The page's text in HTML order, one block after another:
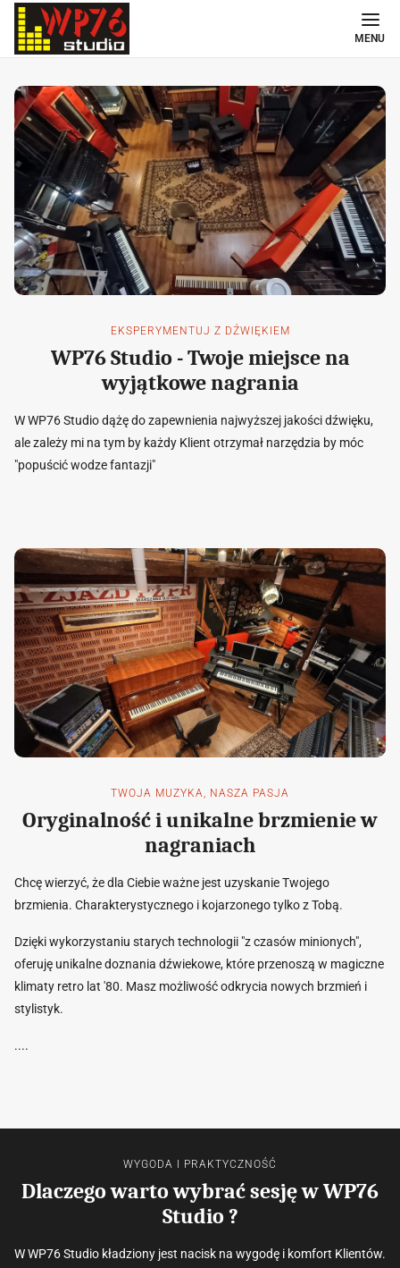
MENU
EKSPERYMENTUJ Z DŹWIĘKIEM
WP76 Studio - Twoje miejsce na
wyjątkowe nagrania
W WP76 Studio dążę do zapewnienia najwyższej jakości dźwięku,
ale zależy mi na tym by każdy Klient otrzymał narzędzia by móc
"popuścić wodze fantazji"
TWOJA MUZYKA, NASZA PASJA
Oryginalność i unikalne brzmienie w
nagraniach
Chcę wierzyć, że dla Ciebie ważne jest uzyskanie Twojego
brzmienia. Charakterystycznego i kojarzonego tylko z Tobą.
Dzięki wykorzystaniu starych technologii "z czasów minionych",
oferuję unikalne doznania dźwiekowe, które przenoszą w magiczne
klimaty retro lat '80. Masz możliwość odkrycia nowych brzmień i
stylistyk.
....
WYGODA I PRAKTYCZNOŚĆ
Dlaczego warto wybrać sesję w WP76
Studio ?
W WP76 Studio kładziony jest nacisk na wygodę i komfort Klientów.